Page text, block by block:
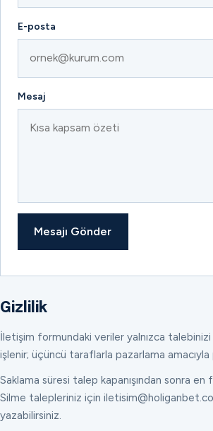
E-posta
Mesaj
Mesajı Gönder
Gizlilik
İletişim formundaki veriler yalnızca talebinizi
işlenir; üçüncü taraflarla pazarlama amacıyla
Saklama süresi talep kapanışından sonra en
Silme talepleriniz için
yazabilirsiniz.